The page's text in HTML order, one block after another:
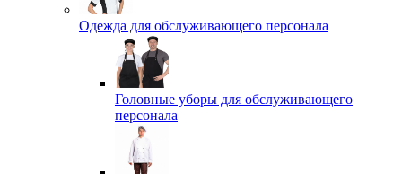
Одежда для обслуживающего персонала
Головные уборы для обслуживающего
персонала